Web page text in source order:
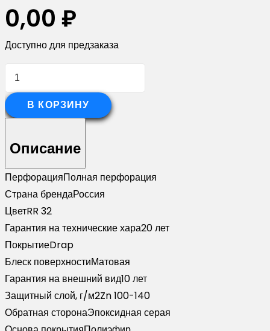
0,00 ₽
Доступно для предзаказа
Количество
Софит
ЭкоБрус
перфорацией
0,345
Grand
Line
0,5
Drap
RR
32
темно-
коричневый
В КОРЗИНУ
Описание
ПерфорацияПолная перфорация
Страна брендаРоссия
ЦветRR 32
Гарантия на технические хара20 лет
ПокрытиеDrap
Блеск поверхностиМатовая
Гарантия на внешний вид10 лет
Защитный слой, г/м2Zn 100-140
Обратная сторонаЭпоксидная серая